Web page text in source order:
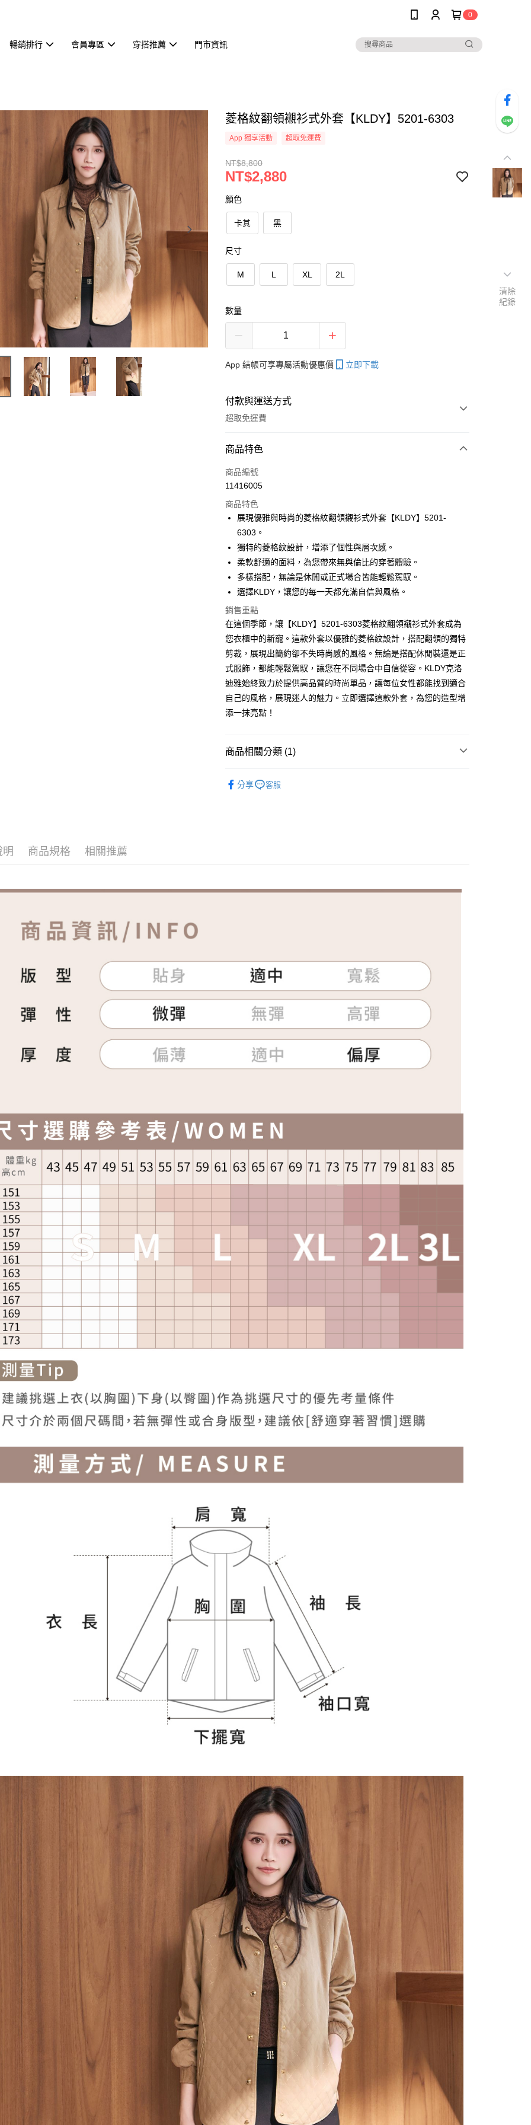
0
暢銷排行 會員專區 穿搭推薦 門市資訊
菱格紋翻領襯衫式外套【KLDY】5201-6303
App 獨享活動 超取免運費
NT$8,800
NT$2,880
顏色
卡其 黑
尺寸
M L XL 2L
數量
App 結帳可享專屬活動優惠價 立即下載
付款與運送方式
超取免運費
付款方式
信用卡一次付款
ATM付款
運送方式
全家取貨付款
免運費
付款後全家取貨
免運費
7-11取貨付款
免運費
付款後7-11取貨
免運費
商品特色
商品編號
11416005
商品特色
展現優雅與時尚的菱格紋翻領襯衫式外套【KLDY】5201-
6303。
獨特的菱格紋設計，增添了個性與層次感。
柔軟舒適的面料，為您帶來無與倫比的穿著體驗。
多樣搭配，無論是休閒或正式場合皆能輕鬆駕馭。
選擇KLDY，讓您的每一天都充滿自信與風格。
銷售重點
在這個季節，讓【KLDY】5201-6303菱格紋翻領襯衫式外套成為
您衣櫃中的新寵。這款外套以優雅的菱格紋設計，搭配翻領的獨特
剪裁，展現出簡約卻不失時尚感的風格。無論是搭配休閒裝還是正
式服飾，都能輕鬆駕馭，讓您在不同場合中自信從容。KLDY克洛
迪雅始終致力於提供高品質的時尚單品，讓每位女性都能找到適合
自己的風格，展現迷人的魅力。立即選擇這款外套，為您的造型增
添一抹亮點！
商品相關分類 (1)
分享
客服
明 商品規格 相關推薦
清除
紀錄